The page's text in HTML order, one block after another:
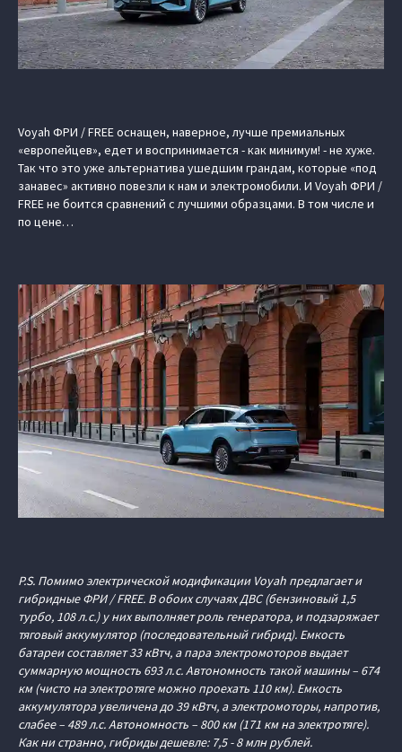
Voyah ФРИ / FREE оснащен, наверное, лучше премиальных
«европейцев», едет и воспринимается - как минимум! - не хуже.
Так что это уже альтернатива ушедшим грандам, которые «под
занавес» активно повезли к нам и электромобили. И Voyah ФРИ /
FREE не боится сравнений с лучшими образцами. В том числе и
по цене…
P.S. Помимо электрической модификации Voyah предлагает и
гибридные ФРИ / FREE. В обоих случаях ДВС (бензиновый 1,5
турбо, 108 л. с.) у них выполняет роль генератора, и подзаряжает
тяговый аккумулятор (последовательный гибрид). Емкость
батареи составляет 33 кВтч, а пара электромоторов выдает
суммарную мощность 693 л. с. Автономность такой машины – 674
км (чисто на электротяге можно проехать 110 км). Емкость
аккумулятора увеличена до 39 кВтч, а электромоторы, напротив,
слабее – 489 л.с. Автономность – 800 км (171 км на электротяге).
Как ни странно, гибриды дешевле: 7,5 - 8 млн рублей.